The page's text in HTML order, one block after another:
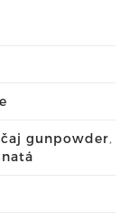
gunpowder,